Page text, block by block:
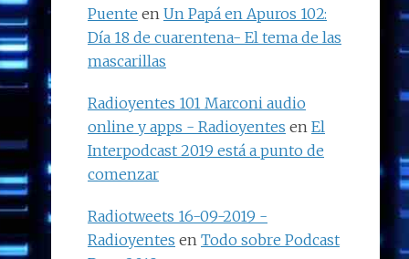
Puente en Un Papá en Apuros 102:
Día 18 de cuarentena- El tema de las
mascarillas
Radioyentes 101 Marconi audio
online y apps - Radioyentes en El
Interpodcast 2019 está a punto de
comenzar
Radiotweets 16-09-2019 -
Radioyentes en Todo sobre Podcast